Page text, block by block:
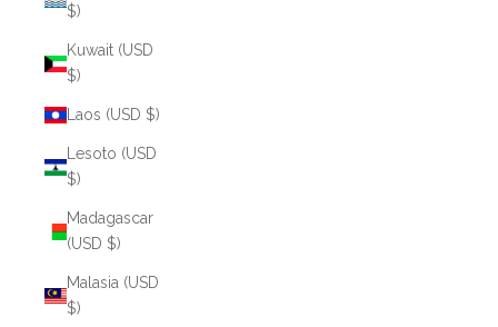
$)
Kuwait (USD
$)
Laos (USD $)
Lesoto (USD
$)
Madagascar
(USD $)
Malasia (USD
$)